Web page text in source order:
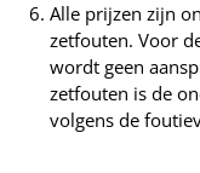
Alle prijzen zijn
zetfouten. Voor
wordt geen
zetfouten is de
volgens de